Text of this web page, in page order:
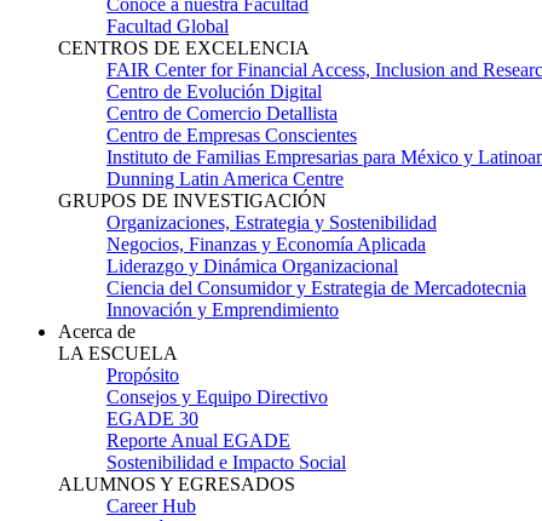
Conoce a nuestra Facultad
Facultad Global
CENTROS DE EXCELENCIA
FAIR Center for Financial Access, Inclusion and
Centro de Evolución Digital
Centro de Comercio Detallista
Centro de Empresas Conscientes
Instituto de Familias Empresarias para México y
Dunning Latin America Centre
GRUPOS DE INVESTIGACIÓN
Organizaciones, Estrategia y Sostenibilidad
Negocios, Finanzas y Economía Aplicada
Liderazgo y Dinámica Organizacional
Ciencia del Consumidor y Estrategia de Mercadotecnia
Innovación y Emprendimiento
Acerca de
LA ESCUELA
Propósito
Consejos y Equipo Directivo
EGADE 30
Reporte Anual EGADE
Sostenibilidad e Impacto Social
ALUMNOS Y EGRESADOS
Career Hub